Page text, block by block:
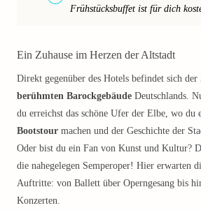
Frühstücksbuffet ist für dich
Ein Zuhause im Herzen der Altstadt
Direkt gegenüber des Hotels befindet sich
berühmten Barockgebäude Deutschlands.
du erreichst das schöne Ufer der Elbe, wo du
Bootstour machen und der Geschichte der
Oder bist du ein Fan von Kunst und Kultur?
die nahegelegen Semperoper! Hier erwarten
Auftritte: von Ballett über Operngesang bis
Konzerten.